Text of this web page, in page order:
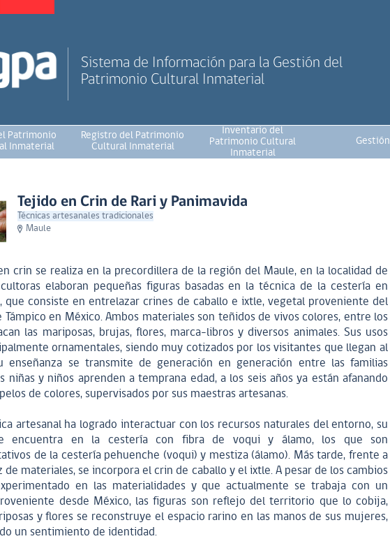
Sistema de Información para la Gestión del
Patrimonio Cultural Inmaterial
Patrimonio
Inmaterial
Registro del Patrimonio
Cultural Inmaterial
Inventario del
Patrimonio Cultural
Inmaterial
Gestión
Tejido en Crin de Rari y Panimavida
Técnicas artesanales tradicionales
Maule
crin se realiza en la precordillera de la región del Maule, en la localidad de
cultoras elaboran pequeñas figuras basadas en la técnica de la cestería en
que consiste en entrelazar crines de caballo e ixtle, vegetal proveniente del
Támpico en México. Ambos materiales son teñidos de vivos colores, entre los
las mariposas, brujas, flores, marca-libros y diversos animales. Sus usos
ornamentales, siendo muy cotizados por los visitantes que llegan al
enseñanza se transmite de generación en generación entre las familias
niñas y niños aprenden a temprana edad, a los seis años ya están afanando
de colores, supervisados por sus maestras artesanas.
artesanal ha logrado interactuar con los recursos naturales del entorno, su
encuentra en la cestería con fibra de voqui y álamo, los que son
de la cestería pehuenche (voqui) y mestiza (álamo). Más tarde, frente a
de materiales, se incorpora el crin de caballo y el ixtle. A pesar de los cambios
en las materialidades y que actualmente se trabaja con un
desde México, las figuras son reflejo del territorio que lo cobija,
y flores se reconstruye el espacio rarino en las manos de sus mujeres,
un sentimiento de identidad.